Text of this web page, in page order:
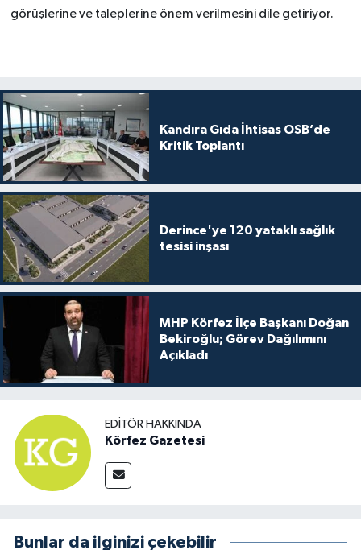
görüşlerine ve taleplerine önem verilmesini dile getiriyor.
Kandıra Gıda İhtisas OSB’de
Kritik Toplantı
Derince'ye 120 yataklı sağlık
tesisi inşası
MHP Körfez İlçe Başkanı Doğan
Bekiroğlu; Görev Dağılımını
Açıkladı
EDITÖR HAKKINDA
Körfez Gazetesi
Bunlar da ilginizi çekebilir